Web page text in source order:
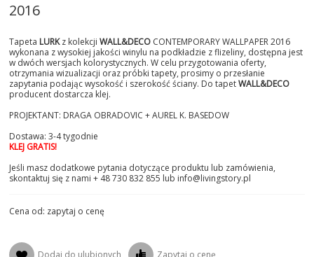
2016
Tapeta LURKz kolekcjiWALL&DECO CONTEMPORARY WALLPAPER 2016
wykonana z wysokiej jakości winylu na podkładzie z flizeliny, dostępna jest
w dwóch wersjach kolorystycznych. W celu przygotowania oferty,
otrzymania wizualizacji oraz próbki tapety, prosimy o przesłanie
zapytania podając wysokość i szerokość ściany. Do tapetWALL&DECO
producent dostarcza klej.
PROJEKTANT: DRAGA OBRADOVIC + AUREL K. BASEDOW
Dostawa: 3-4 tygodnie
KLEJ GRATIS!
Jeśli masz dodatkowe pytania dotyczące produktu lub zamówienia,
skontaktuj się z nami + 48 730 832 855 lub info@livingstory.pl
Cena od: zapytaj o cenę